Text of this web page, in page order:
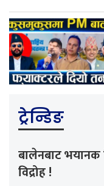
ट्रेन्डिङ
बालेनबाट भयानक
विद्रोह !